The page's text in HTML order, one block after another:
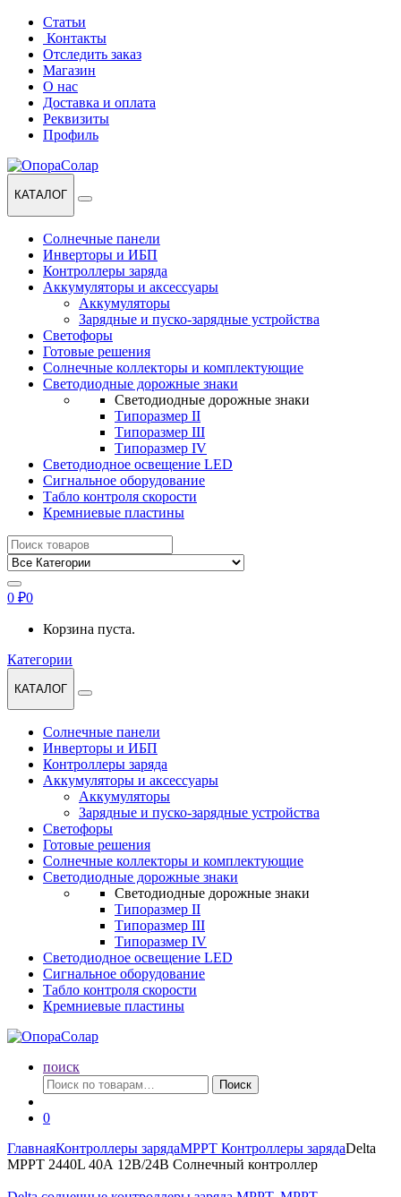
Перейти
навигации
Перейти
содержанию
Статьи
Контакты
Отследить заказ
Магазин
О нас
Доставка и оплата
Реквизиты
Профиль
КАТАЛОГ
Солнечные панели
Инверторы и ИБП
Контроллеры заряда
Аккумуляторы и аксессуары
Аккумуляторы
Зарядные и пуско-зарядные устройства
Светофоры
Готовые решения
Солнечные коллекторы и комплектующие
Светодиодные дорожные знаки
Светодиодные дорожные знаки
Типоразмер II
Типоразмер III
Типоразмер IV
Светодиодное освещение LED
Сигнальное оборудование
Табло контроля скорости
Кремниевые пластины
Найти:
0 ₽0
Корзина пуста.
Категории
КАТАЛОГ
Солнечные панели
Инверторы и ИБП
Контроллеры заряда
Аккумуляторы и аксессуары
Аккумуляторы
Зарядные и пуско-зарядные устройства
Светофоры
Готовые решения
Солнечные коллекторы и комплектующие
Светодиодные дорожные знаки
Светодиодные дорожные знаки
Типоразмер II
Типоразмер III
Типоразмер IV
Светодиодное освещение LED
Сигнальное оборудование
Табло контроля скорости
Кремниевые пластины
поиск
Искать:
Поиск
0
ГлавнаяКонтроллеры зарядаMPPT Контроллеры зарядаDelta
MPPT 2440L 40А 12В/24В Солнечный контроллер